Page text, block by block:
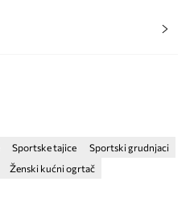
Sportske tajice
Sportski grudnjaci
Ženski kućni ogrtač